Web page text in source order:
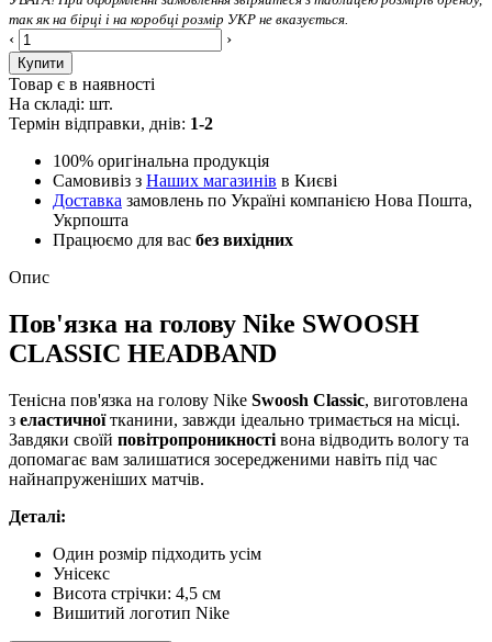
так як на бірці і на коробці розмір УКР не вказується.
‹ ›
Купити
Товар є в наявності
На складі: шт.
Термін відправки, днів: 1-2
100% оригінальна продукція
Самовивіз з Наших магазинів в Києві
Доставка замовлень по Україні компанією Нова Пошта,
Укрпошта
Працюємо для вас без вихідних
Опис
Пов'язка на голову Nike SWOOSH
CLASSIC HEADBAND
Тенісна пов'язка на голову Nike Swoosh Classic, виготовлена
з еластичноїтканини, завжди ідеально тримається на місці.
Завдяки своїй повітропроникності вона відводить вологу та
допомагає вам залишатися зосередженими навіть під час
найнапруженіших матчів.
Деталі:
Один розмір підходить усім
Унісекс
Висота стрічки: 4,5 см
Вишитий логотип Nike